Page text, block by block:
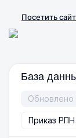
Посетить сайт
База
Обновлено
Приказ РПН